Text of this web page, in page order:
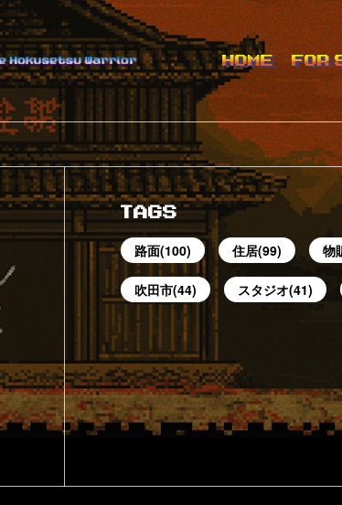
HOME FOR
TAGS
路面(100) 住居(99) 物
吹田市(44) スタジオ(41)